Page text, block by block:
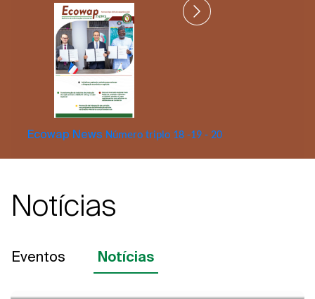
Ecowap News Número triplo 18 -19 - 20
Notícias
Eventos Notícias